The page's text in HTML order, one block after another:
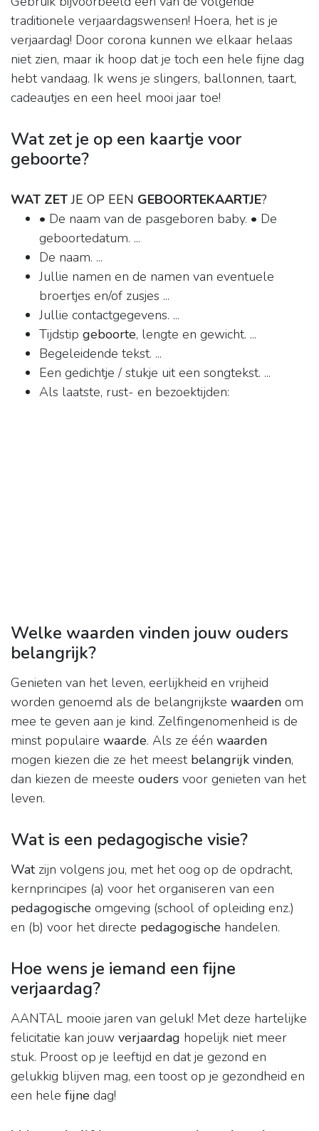
traditionele verjaardagswensen! Hoera, het is je
verjaardag! Door corona kunnen we elkaar helaas
niet zien, maar ik hoop dat je toch een hele fijne dag
hebt vandaag. Ik wens je slingers, ballonnen, taart,
cadeautjes en een heel mooi jaar toe!
Wat zet je op een kaartje voor
geboorte?
WAT ZETJE OP EEN GEBOORTEKAARTJE?
• De naam van de pasgeboren baby. • De
geboortedatum. ...
De naam. ...
Jullie namen en de namen van eventuele
broertjes en/of zusjes​ ...
Jullie contactgegevens. ...
Tijdstip geboorte, lengte en gewicht. ...
Begeleidende tekst. ...
Een gedichtje / stukje uit een songtekst. ...
Als laatste, rust- en bezoektijden:
Welke waarden vinden jouw ouders
belangrijk?
Genieten van het leven, eerlijkheid en vrijheid
worden genoemd als de belangrijkste waarden om
mee te geven aan je kind. Zelfingenomenheid is de
minst populaire waarde. Als ze één waarden
mogen kiezen die ze het meest belangrijk vinden,
dan kiezen de meeste ouders voor genieten van het
leven.
Wat is een pedagogische visie?
Watzijn volgens jou, met het oog op de opdracht,
kernprincipes (a) voor het organiseren van een
pedagogische omgeving (school of opleiding enz.)
en (b) voor het directe pedagogische handelen.
Hoe wens je iemand een fijne
verjaardag?
AANTAL mooie jaren van geluk! Met deze hartelijke
felicitatie kan jouw verjaardag hopelijk niet meer
stuk. Proost op je leeftijd en dat je gezond en
gelukkig blijven mag, een toost op je gezondheid en
een hele fijne dag!